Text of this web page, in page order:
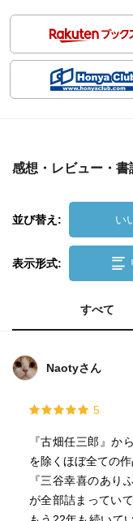
感想・レビュー・書
並び替え: い
表示形式:
すべて
Naotyさん
5
『古畑任三郎』か
を除くほぼ全ての作
『三谷幸喜のあり
が全部詰まってい